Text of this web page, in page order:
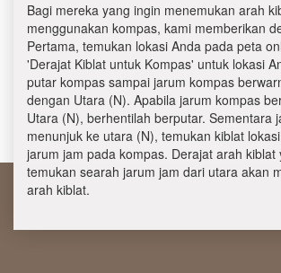
Bagi mereka yang ingin menemukan arah
menggunakan kompas, kami memberikan
Pertama, temukan lokasi Anda pada peta
'Derajat Kiblat untuk Kompas' untuk lokasi
putar kompas sampai jarum kompas
dengan Utara (N). Apabila jarum kompas
Utara (N), berhentilah berputar. Sementara
menunjuk ke utara (N), temukan kiblat
jarum jam pada kompas. Derajat arah kiblat
temukan searah jarum jam dari utara akan
arah kiblat.